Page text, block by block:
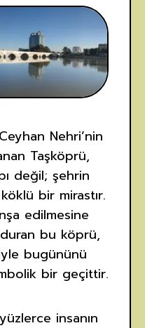
Nehri’nin
Taşköprü,
değil; şehrin
bir mirastır.
edilmesine
bu köprü,
bugününü
bir geçittir.
insanın